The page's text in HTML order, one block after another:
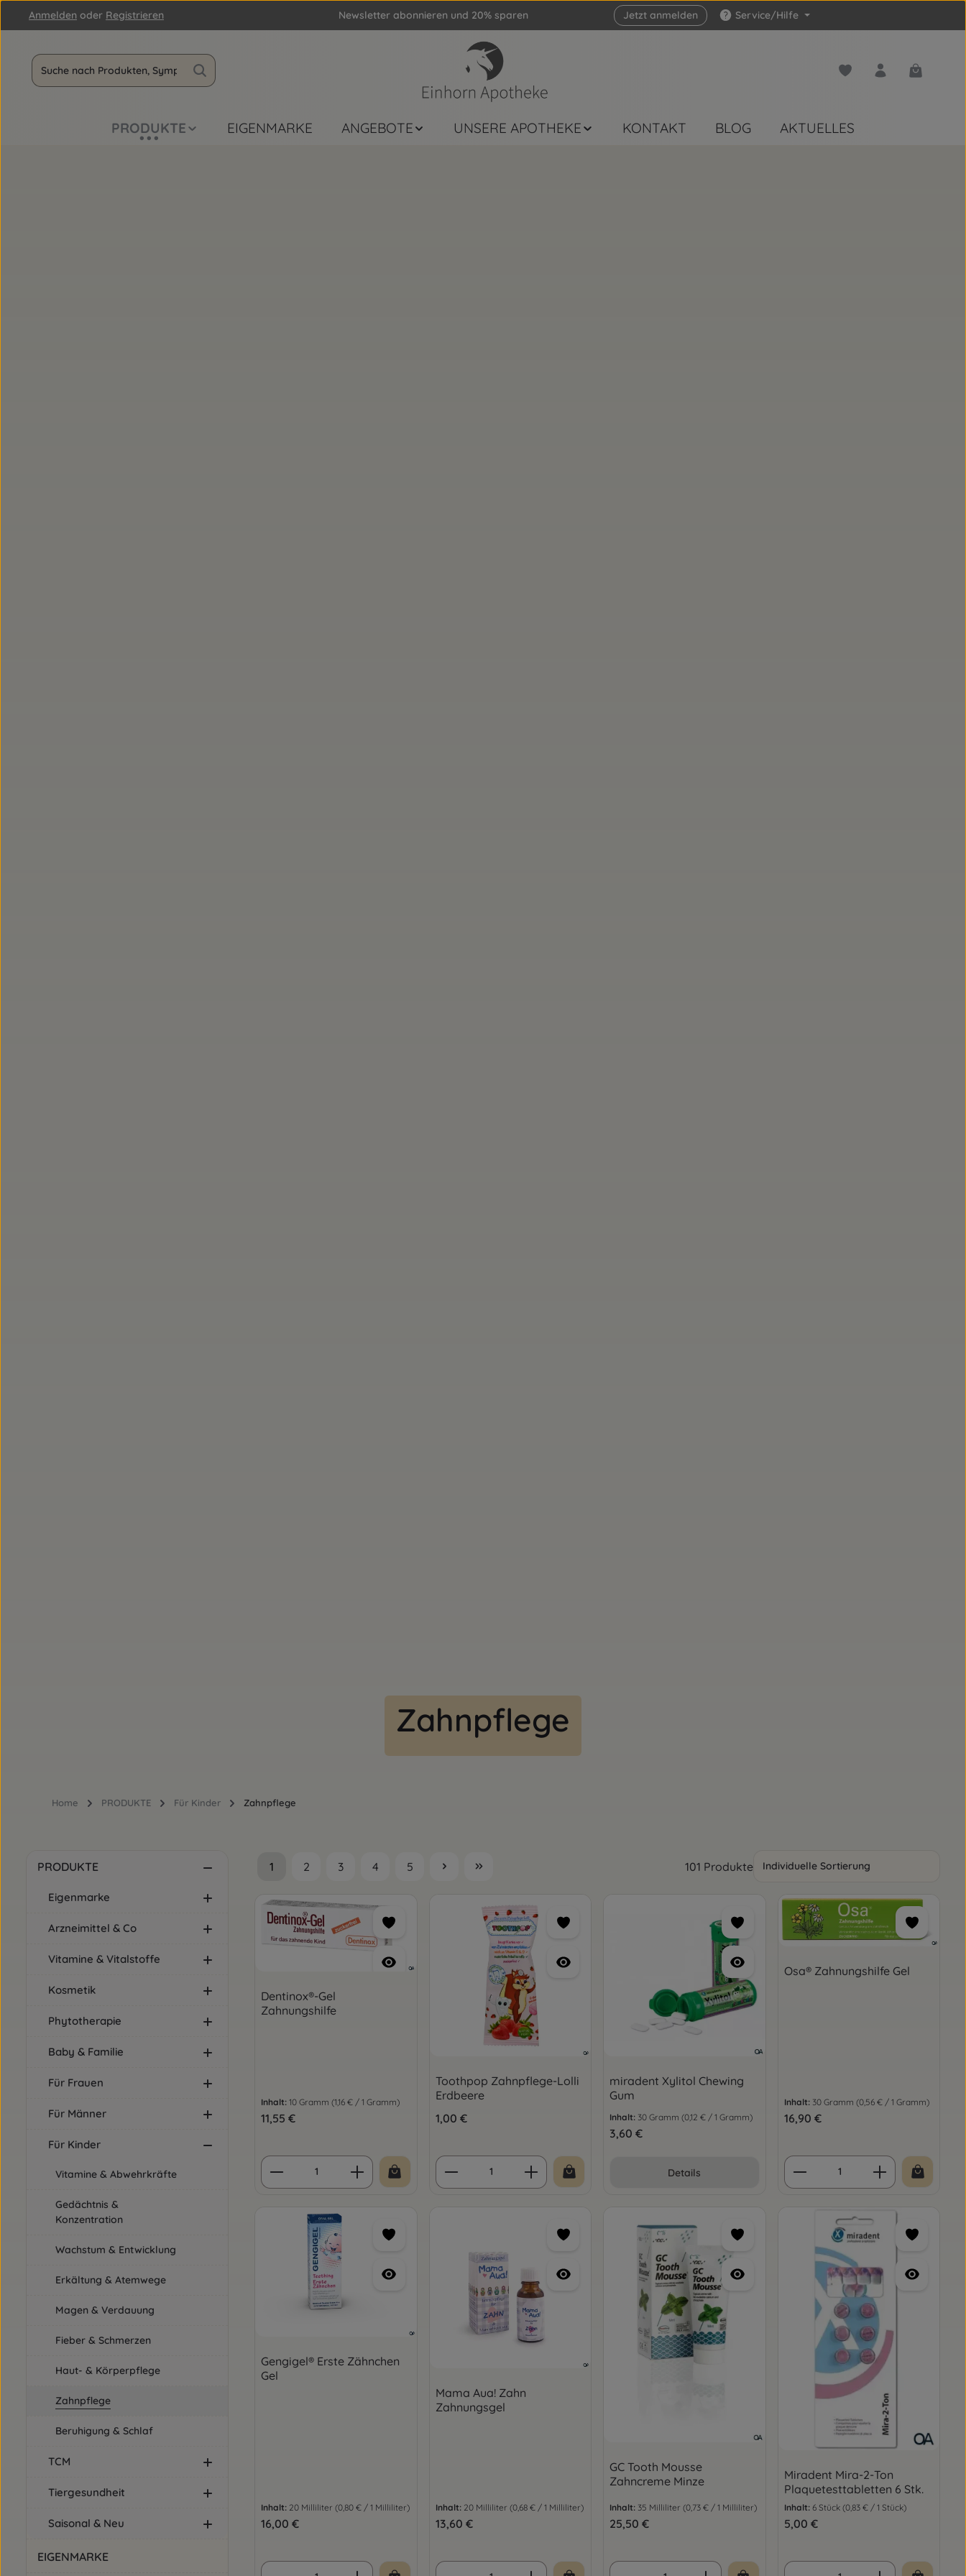
Hauptinhalt springen
Zur Suche springen
Zur Hauptnavigation springen
Anmelden oder Registrieren Newsletter abonnieren und 20% sparen Jetzt anmelden Service/Hilfe
Du hast 0 Produkte auf
PRODUKTE EIGENMARKE ANGEBOTE UNSERE APOTHEKE KONTAKT BLOG AKTUELLES
Zahnpflege
Home PRODUKTE Für Kinder Zahnpflege
PRODUKTE
Eigenmarke
Arzneimittel & Co
Vitamine & Vitalstoffe
Kosmetik
Phytotherapie
Baby & Familie
Für Frauen
Für Männer
Für Kinder
Vitamine & Abwehrkräfte
Gedächtnis &
Konzentration
Wachstum & Entwicklung
Erkältung & Atemwege
Magen & Verdauung
Fieber & Schmerzen
Haut- & Körperpflege
Zahnpflege
Beruhigung & Schlaf
TCM
Tiergesundheit
Saisonal & Neu
EIGENMARKE
Seite
1
Seite
2
Seite
3
Seite
4
Seite
5 101 Produkte
Dentinox®-Gel
Zahnungshilfe
Inhalt: 10 Gramm (1,16 € / 1 Gramm)
Regulärer Preis:
11,55 €
Produkt Anzahl: Gib den gewünschten Wert ein oder benutze die Schaltflächen um
Toothpop Zahnpflege-Lolli
Erdbeere
Regulärer Preis:
1,00 €
Produkt Anzahl: Gib den gewünschten Wert ein oder benutze
miradent Xylitol Chewing
Gum
Inhalt: 30 Gramm (0,12 € / 1 Gramm)
Regulärer Preis:
3,60 €
Details
Osa® Zahnungshilfe Gel
Inhalt: 30 Gramm (0,56 € / 1 Gramm)
Regulärer Preis:
16,90 €
Produkt Anzahl: Gib
Gengigel® Erste Zähnchen
Gel
Inhalt: 20 Milliliter (0,80 € / 1 Milliliter)
Regulärer Preis:
16,00 €
Mama Aua! Zahn
Zahnungsgel
Inhalt: 20 Milliliter (0,68 € / 1 Milliliter)
Regulärer Preis:
13,60 €
GC Tooth Mousse
Zahncreme Minze
Inhalt: 35 Milliliter (0,73 € / 1 Milliliter)
Regulärer Preis:
25,50 €
Miradent Mira-2-Ton
Plaquetesttabletten 6 Stk.
Inhalt: 6 Stück (0,83 € / 1 Stück)
Regulärer Preis:
5,00 €